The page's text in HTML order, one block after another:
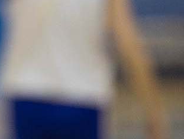
Suomen 16-vuotiaat pojat
Luxemburgista B-divisioonan
kilpailuissa johtamalla
kohtaa huomenna Ruotsin klo
19.30 Suomen aikaa.